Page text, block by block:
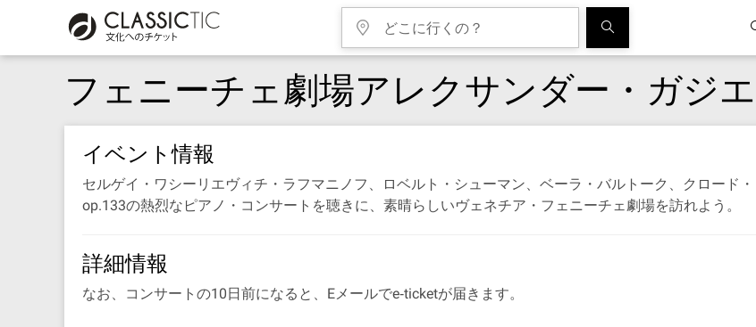
フェニーチェ劇場アレクサンダー・ガジ
イベント情報
セルゲイ・ワシーリエヴィチ・ラフマニノフ、ロベルト・シューマン、ベーラ・バルトーク、クロード
op.133の熱烈なピアノ・コンサートを聴きに、素晴らしいヴェネチア・フェニーチェ劇場を訪れよう。
詳細情報
なお、コンサートの10日前になると、Eメールでe‐ticketが届きます。